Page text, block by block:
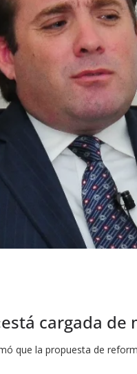
cargada
que la propuesta de